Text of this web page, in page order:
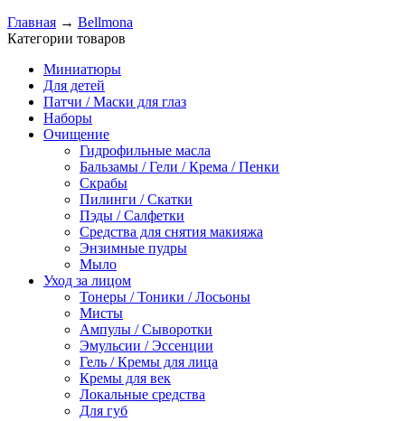
Главная → Bellmona
Категории товаров
Миниатюры
Для детей
Патчи / Маски для глаз
Наборы
Очищение
Гидрофильные масла
Бальзамы / Гели / Крема / Пенки
Скрабы
Пилинги / Скатки
Пэды / Салфетки
Средства для снятия макияжа
Энзимные пудры
Мыло
Уход за лицом
Тонеры / Тоники / Лосьоны
Мисты
Ампулы / Сыворотки
Эмульсии / Эссенции
Гель / Кремы для лица
Кремы для век
Локальные средства
Для губ